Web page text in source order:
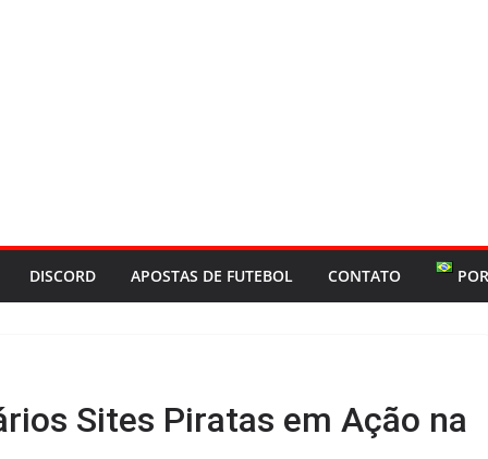
DISCORD APOSTAS DE FUTEBOL CONTATO
Sites Piratas em Ação na